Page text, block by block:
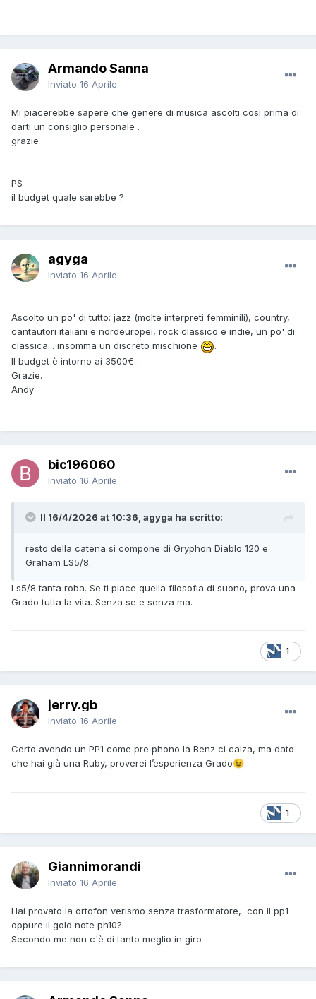
Armando Sanna
Inviato 16 Aprile
Mi piacerebbe sapere che genere di musica ascolti cosi prima di
darti un consiglio personale .
grazie
PS
il budget quale sarebbe ?
agyga
Inviato 16 Aprile
Ascolto un po' di tutto: jazz (molte interpreti femminili), country,
cantautori italiani e nordeuropei, rock classico e indie, un po' di
classica... insomma un discreto mischione
.
Il budget è intorno ai 3500€ .
Grazie.
Andy
bic196060
Inviato 16 Aprile
Il 16/4/2026 at 10:36, agyga ha scritto:
resto della catena si compone di Gryphon Diablo 120 e
Graham LS5/8.
Ls5/8 tanta roba. Se ti piace quella filosofia di suono, prova una
Grado tutta la vita. Senza se e senza ma.
1
jerry.gb
Inviato 16 Aprile
Certo avendo un PP1 come pre phono la Benz ci calza, ma dato
che hai già una Ruby, proverei l’esperienza Grado😉
1
Giannimorandi
Inviato 16 Aprile
Hai provato la ortofon verismo senza trasformatore, con il pp1
oppure il gold note ph10?
Secondo me non c'è di tanto meglio in giro